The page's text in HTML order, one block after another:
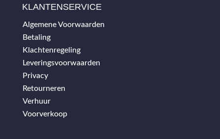
KLANTENSERVICE
Algemene Voorwaarden
Betaling
Klachtenregeling
Leveringsvoorwaarden
Privacy
Retourneren
Verhuur
Voorverkoop